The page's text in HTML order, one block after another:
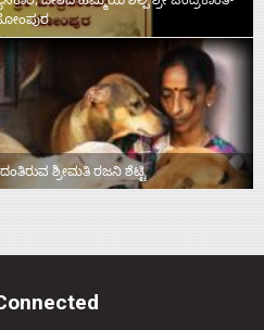
ಶ್ರೀಮತಿ ರಜನಿ ಶೆಟ್ಟಿ